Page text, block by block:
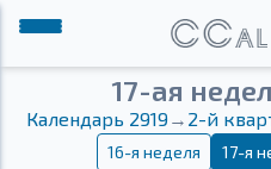
17-ая
Календарь 2919→ 2-й
16-я неделя 17-я